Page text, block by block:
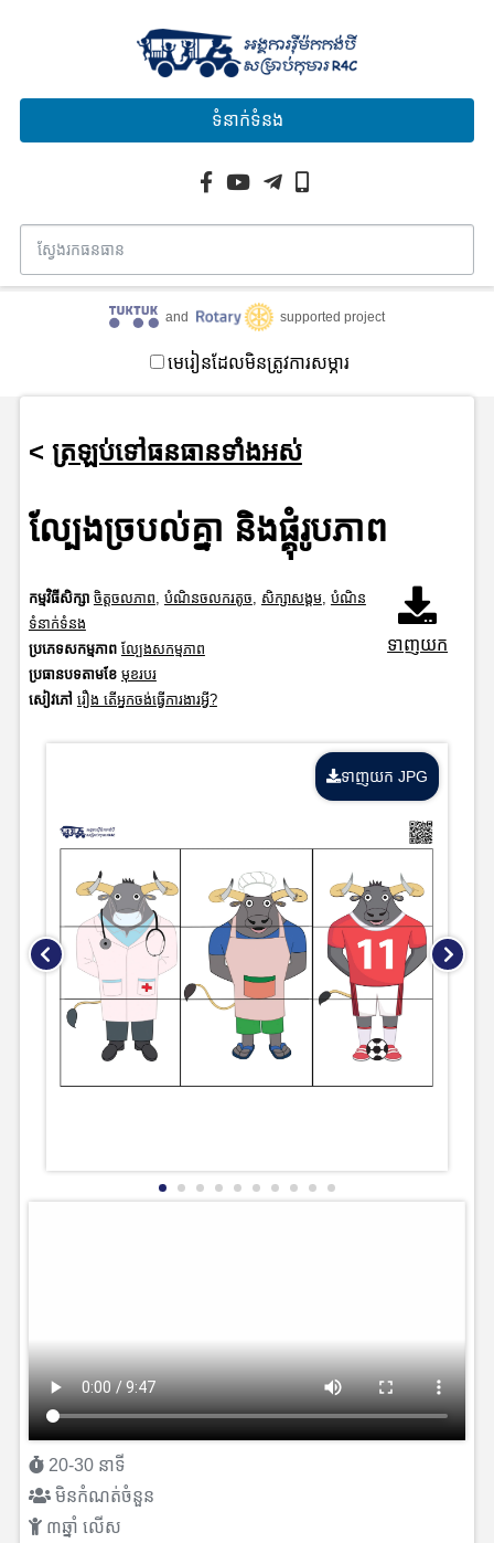
ទំនាក់ទំនង
and supported project
មេរៀនដែលមិនត្រូវការសម្ភារ
< ត្រឡប់ទៅធនធានទាំងអស់
ល្បែងច្របល់គ្នា និងផ្គុំរូបភាព
ទាញយក
កម្មវិធីសិក្សា ចិត្តចលភាព បំណិនចលករតូច សិក្សាសង្គម, បំណិន
ទំនាក់ទំនង
ប្រភេទសកម្មភាព ល្បែងសកម្មភាព
ប្រធានបទតាមខែ មុខរបរ
សៀវភៅ រឿង តើអ្នកចង់ធ្វើការងារអ្វី?
ទាញយក JPG
20-30 នាទី
មិនកំណត់ចំនួន
៣ឆ្នាំ លើស